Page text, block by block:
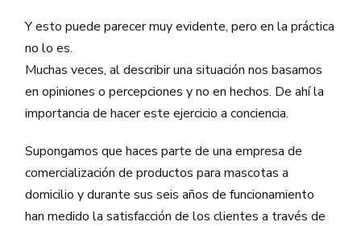
Y esto puede parecer muy evidente, pero en la práctica
no lo es.
Muchas veces, al describir una situación nos basamos
en opiniones o percepciones y no en hechos. De ahí la
importancia de hacer este ejercicio a conciencia.
Supongamos que haces parte de una empresa de
comercialización de productos para mascotas a
domicilio y durante sus seis años de funcionamiento
han medido la satisfacción de los clientes a través de